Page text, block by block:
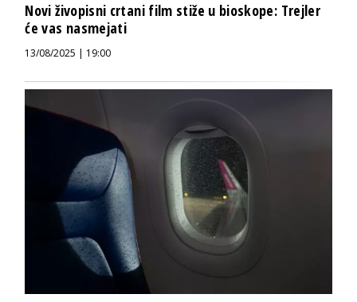
Novi živopisni crtani film stiže u bioskope: Trejler
će vas nasmejati
13/08/2025 | 19:00